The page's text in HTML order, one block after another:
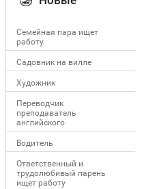
Семейная пара ищет
работу
Садовник на вилле
Художник
Переводчик
преподаватель
английского
Водитель
Ответственный и
трудолюбивый парень
ищет работу